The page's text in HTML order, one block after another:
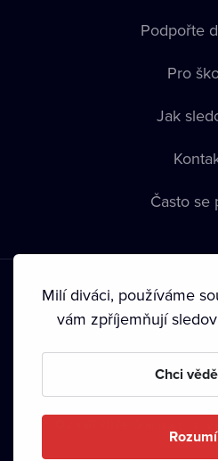
Podpořte
Pro
Jak
Často se
Podmínky používání • Ochrana
• Autorská
Milí diváci, používáme
vám zpříjemňují
Chci